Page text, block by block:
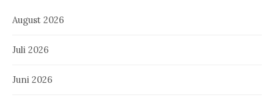
August 2026
Juli 2026
Juni 2026